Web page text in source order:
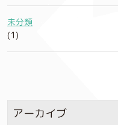
未分類
(1)
アーカイブ